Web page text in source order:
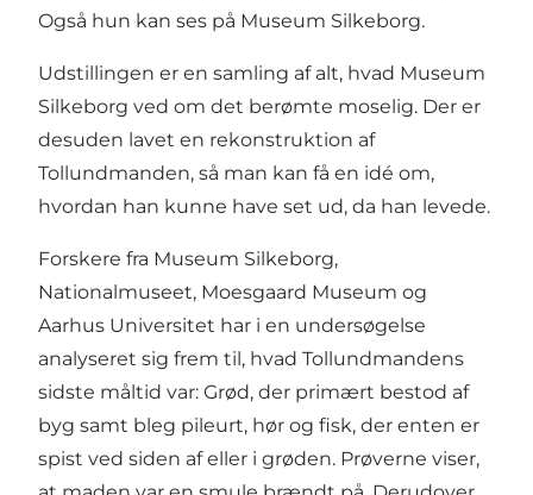
Også hun kan ses på Museum Silkeborg.
Udstillingen er en samling af alt, hvad Museum
Silkeborg ved om det berømte moselig. Der er
desuden lavet en rekonstruktion af
Tollundmanden, så man kan få en idé om,
hvordan han kunne have set ud, da han levede.
Forskere fra Museum Silkeborg,
Nationalmuseet, Moesgaard Museum og
Aarhus Universitet har i en undersøgelse
analyseret sig frem til, hvad Tollundmandens
sidste måltid var: Grød, der primært bestod af
byg samt bleg pileurt, hør og fisk, der enten er
spist ved siden af eller i grøden. Prøverne viser,